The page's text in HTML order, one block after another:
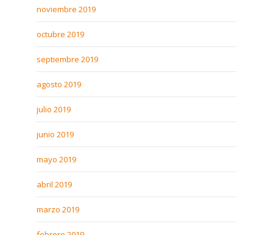
noviembre 2019
octubre 2019
septiembre 2019
agosto 2019
julio 2019
junio 2019
mayo 2019
abril 2019
marzo 2019